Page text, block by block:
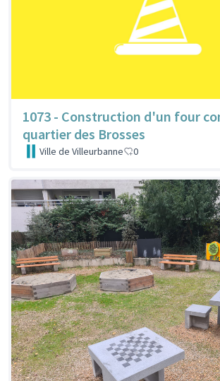
1073 - Construction d'un four
quartier des Brosses
Ville de Villeurbanne 0